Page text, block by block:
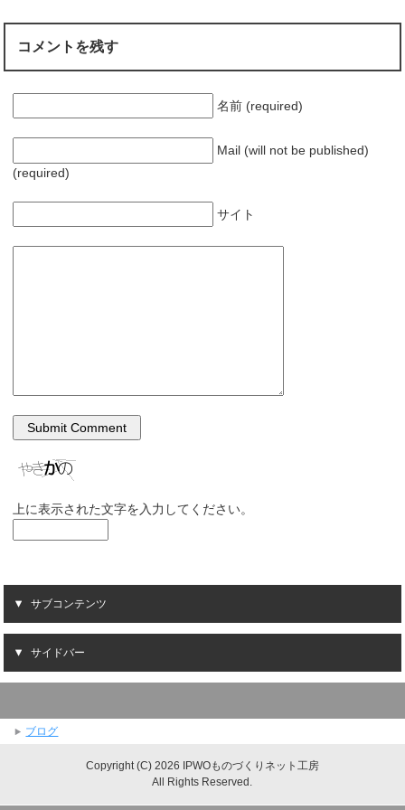
コメントを残す
名前 (required)
Mail (will not be published)
(required)
サイト
上に表示された文字を入力してください。
サブコンテンツ
サイドバー
ブログ
Copyright (C) 2026 IPWOものづくりネット工房
All Rights Reserved.